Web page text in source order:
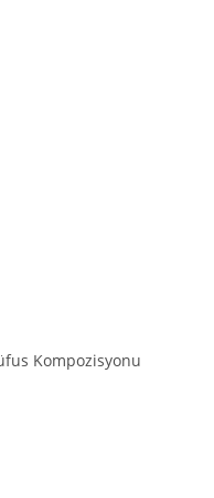
Kompozisyonu